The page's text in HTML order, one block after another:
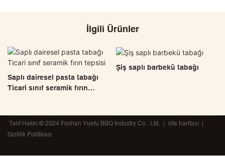
İlgili Ürünler
Saplı dairesel pasta tabağı
Ticari sınıf seramik fırın
Şiş saplı barbekü tabağı
Telif Hakkı © 2024 Foshan Yuefu BBQ Industry Co., Ltd. | site haritası
Gizlilik Politikası